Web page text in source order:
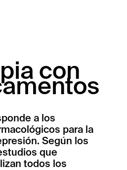
con
a los
para la
Según los
que
todos los